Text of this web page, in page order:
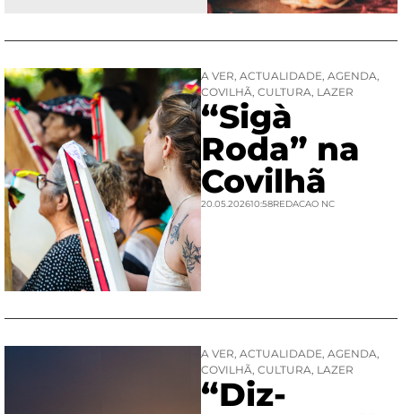
A VER, ACTUALIDADE, AGENDA,
COVILHÃ, CULTURA, LAZER
“Sigà
Roda” na
Covilhã
20.05.202610:58REDACAO NC
A VER, ACTUALIDADE, AGENDA,
COVILHÃ, CULTURA, LAZER
“Diz-